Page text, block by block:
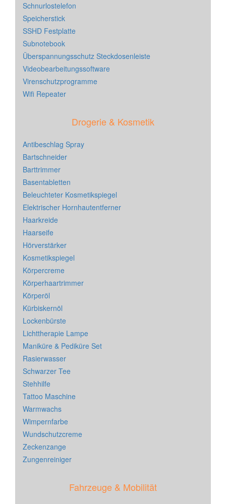
Schnurlostelefon
Speicherstick
SSHD Festplatte
Subnotebook
Überspannungsschutz Steckdosenleiste
Videobearbeitungssoftware
Virenschutzprogramme
Wifi Repeater
Drogerie & Kosmetik
Antibeschlag Spray
Bartschneider
Barttrimmer
Basentabletten
Beleuchteter Kosmetikspiegel
Elektrischer Hornhautentferner
Haarkreide
Haarseife
Hörverstärker
Kosmetikspiegel
Körpercreme
Körperhaartrimmer
Körperöl
Kürbiskernöl
Lockenbürste
Lichttherapie Lampe
Maniküre & Pediküre Set
Rasierwasser
Schwarzer Tee
Stehhilfe
Tattoo Maschine
Warmwachs
Wimpernfarbe
Wundschutzcreme
Zeckenzange
Zungenreiniger
Fahrzeuge & Mobilität